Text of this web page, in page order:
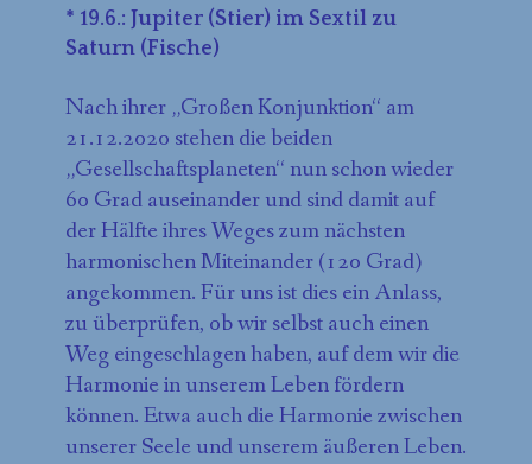
* 19.6.: Jupiter (Stier) im Sextil zu
Saturn (Fische)
Nach ihrer „Großen Konjunktion“ am
21.12.2020 stehen die beiden
„Gesellschaftsplaneten“ nun schon wieder
60 Grad auseinander und sind damit auf
der Hälfte ihres Weges zum nächsten
harmonischen Miteinander (120 Grad)
angekommen. Für uns ist dies ein Anlass,
zu überprüfen, ob wir selbst auch einen
Weg eingeschlagen haben, auf dem wir die
Harmonie in unserem Leben fördern
können. Etwa auch die Harmonie zwischen
unserer Seele und unserem äußeren Leben.